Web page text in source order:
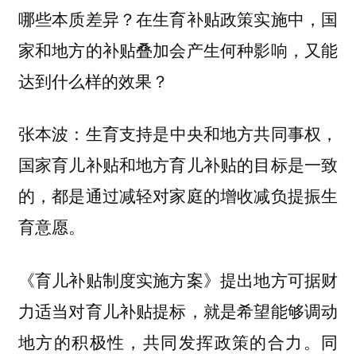
哪些本质差异？在生育补贴政策实施中，国
家和地方的补贴叠加会产生何种影响，又能
达到什么样的效果？
张本波： 生育支持是中央和地方共同事权，
国家育儿补贴和地方育儿补贴的目标是一致
的，都是通过减轻对家庭的增收减负提振生
育意愿。
《育儿补贴制度实施方案》提出地方可据财
力适当对育儿补贴提标，就是希望能够调动
地方的积极性，共同发挥政策的合力。同